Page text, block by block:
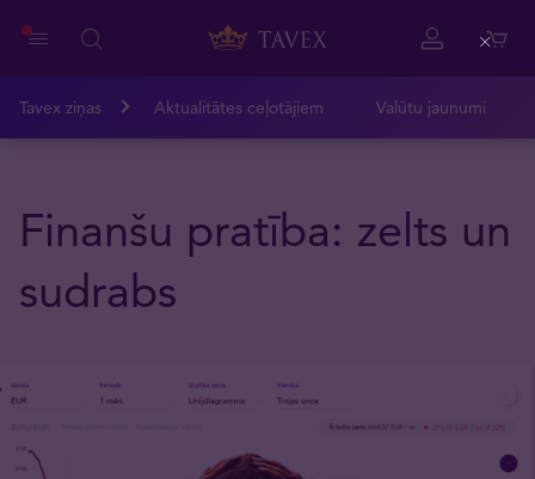
Tavex ziņas Aktualitātes ceļotājiem Valūtu jaunumi
Finanšu pratība: zelts un
sudrabs
Close